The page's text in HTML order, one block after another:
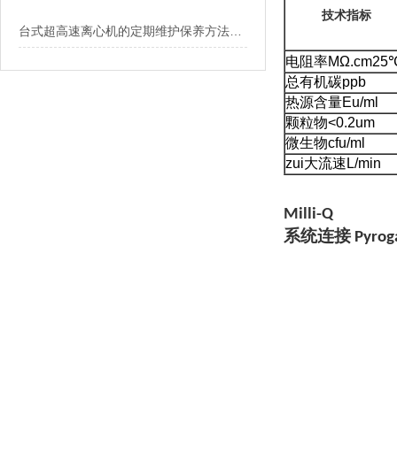
技术指标
电阻率
总有机碳ppb
热源含量Eu/ml
颗粒物<0.2um
微生物cfu/ml
zui大流速L/min
Milli-Q
系统连接